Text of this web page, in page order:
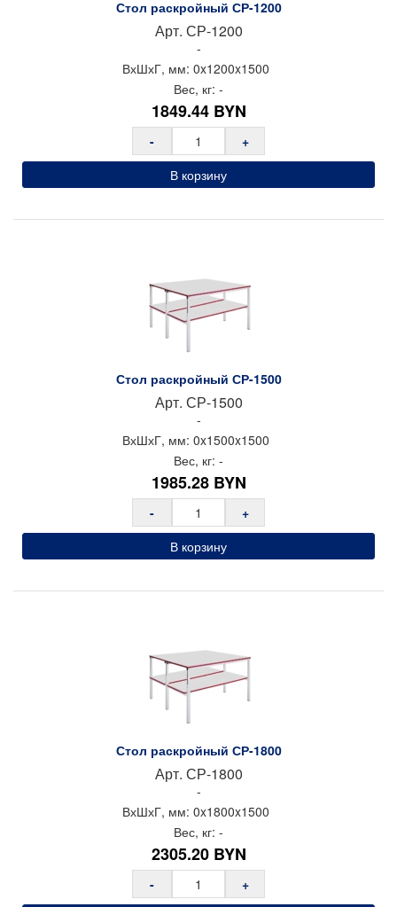
Столы радиомонтажника Gresson
Столы мобильные компьютерные Gresson
Столы диспетчера Gresson
Дополнительное оснащение рабочих мест Gresson
Столы рабочие Стандарт GEFESD (Россия)
Столы рабочие Атлант GEFESD (Россия)
Столы рабочие Каскад GEFESD (Россия)
Тележки и тумбы для инструмента
Тумбы, шкафы и тележки диагностические /
Мебель для чистых помещений
Перфорированные панели, подвесы и крюки
Хранение метизов и мелких деталей
Пластиковые лотки и ячейки
Стеллажи металлические
Шкафы металлические
Аксессуары для сварки
Контейнеры производственные
Грузоподъемное оборудование
Нестандартные изделия
Платформы подкатные SF
Стол раскройный СР-1200
Арт. СР-1200
-
ВхШхГ, мм: 0x1200x1500
Вес, кг: -
1849.44 BYN
-
+
В корзину
Стол раскройный СР-1500
Арт. СР-1500
-
ВхШхГ, мм: 0x1500x1500
Вес, кг: -
1985.28 BYN
-
+
В корзину
Стол раскройный СР-1800
Арт. СР-1800
-
ВхШхГ, мм: 0x1800x1500
Вес, кг: -
2305.20 BYN
-
+